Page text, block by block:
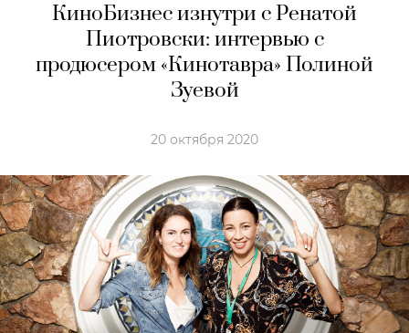
КиноБизнес изнутри с Ренатой
Пиотровски: интервью с
продюсером «Кинотавра» Полиной
Зуевой
20 октября 2020